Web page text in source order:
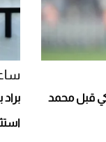
قبل محمد